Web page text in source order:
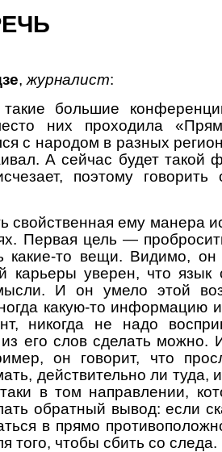
, журналист:
такие большие
них проходила
с народом в разных
А сейчас будет такой
поэтому
свойственная ему манера
Первая цель —
какие-то вещи. Видимо, он
карьеры уверен, что язык
И он умело этой
какую-то информацию
никогда не надо
его слов сделать можно.
он говорит, что
действительно ли туда,
в том направлении,
обратный вывод: если
в прямо
того, чтобы сбить со следа.